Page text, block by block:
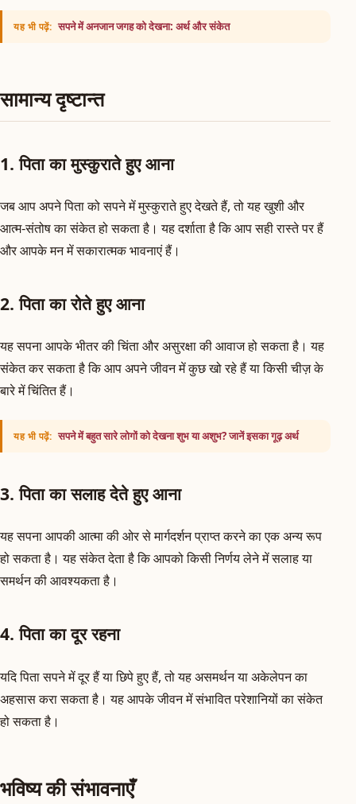
यह भी पढ़ें: सपने में अनजान जगह को देखना: अर्थ और संकेत
सामान्य दृष्टान्त
1. पिता का मुस्कुराते हुए आना
जब आप अपने पिता को सपने में मुस्कुराते हुए देखते हैं, तो यह खुशी और
आत्म-संतोष का संकेत हो सकता है। यह दर्शाता है कि आप सही रास्ते पर हैं
और आपके मन में सकारात्मक भावनाएं हैं।
2. पिता का रोते हुए आना
यह सपना आपके भीतर की चिंता और असुरक्षा की आवाज हो सकता है। यह
संकेत कर सकता है कि आप अपने जीवन में कुछ खो रहे हैं या किसी चीज़ के
बारे में चिंतित हैं।
यह भी पढ़ें: सपने में बहुत सारे लोगों को देखना शुभ या अशुभ? जानें इसका गूढ़ अर्थ
3. पिता का सलाह देते हुए आना
यह सपना आपकी आत्मा की ओर से मार्गदर्शन प्राप्त करने का एक अन्य रूप
हो सकता है। यह संकेत देता है कि आपको किसी निर्णय लेने में सलाह या
समर्थन की आवश्यकता है।
4. पिता का दूर रहना
यदि पिता सपने में दूर हैं या छिपे हुए हैं, तो यह असमर्थन या अकेलेपन का
अहसास करा सकता है। यह आपके जीवन में संभावित परेशानियों का संकेत
हो सकता है।
भविष्य की संभावनाएँ